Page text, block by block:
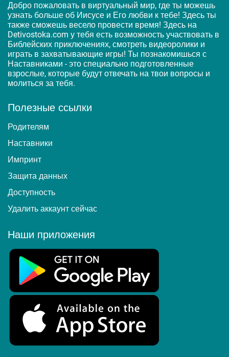
Добро пожаловать в виртуальный мир, где ты можешь
узнать больше об Иисусе и Его любви к тебе! Здесь ты
также сможешь весело провести время! Здесь на
Detivostoka.com у тебя есть возможность участвовать в
Библейских приключениях, смотреть видеоролики и
играть в захватывающие игры! Ты познакомишься с
Наставниками - это специально подготовленные
взрослые, которые будут отвечать на твои вопросы и
молиться за тебя.
Полезные ссылки
Родителям
Наставники
Импринт
Защита данных
Доступность
Удалить аккаунт сейчас
Наши приложения